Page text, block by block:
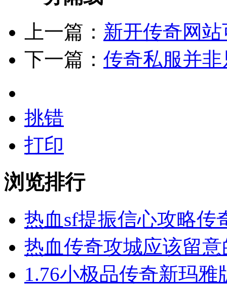
上一篇： 新开传奇网
下一篇： 传奇私服并
挑错
打印
浏览排行
热血sf提振信心攻略传
热血传奇攻城应该留
1.76小极品传奇新玛